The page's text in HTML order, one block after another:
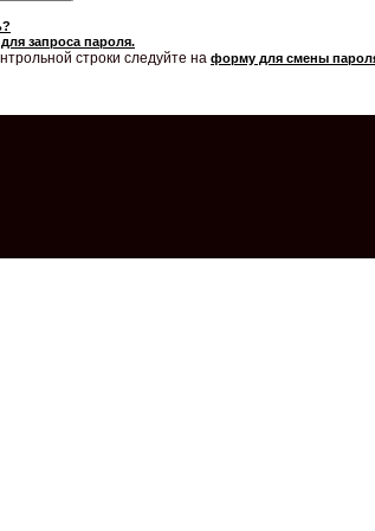
запроса пароля.
строки следуйте на форму для смены